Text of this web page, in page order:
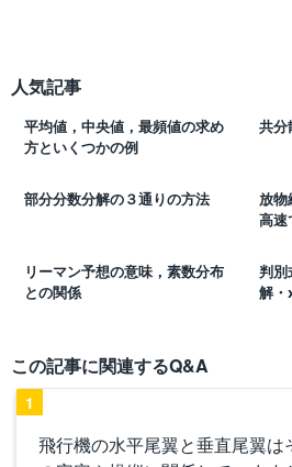
人気記事
平均値，中央値，最頻値の求め
方といくつかの例
共分
部分分数分解の３通りの方法
放物
高速
リーマン予想の意味，素数分布
との関係
判別
解・
この記事に関連するQ&A
飛行機の水平尾翼と垂直尾翼は
1